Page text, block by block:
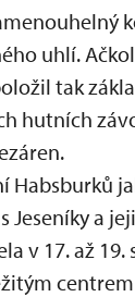
uhlí.
tak
hutních
Habsburků
Jeseníky a
v 17. až